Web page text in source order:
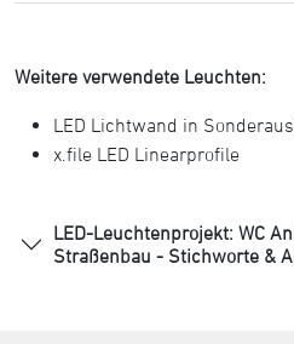
Weitere verwendete Leuchten:
LED Lichtwand in
x.file LED Linearprofile
LED-Leuchtenprojekt: WC
Straßenbau - Stichworte &